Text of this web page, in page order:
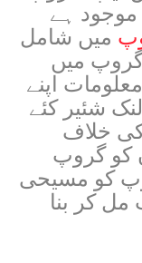
ہے
میں شامل
میں
اپنے
شئیر کئے
خلاف
کو گروپ
کو مسیحی
مل کر بنا